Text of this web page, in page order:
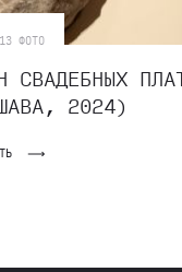
13 ФОТО
СВАДЕБНЫХ
2024)